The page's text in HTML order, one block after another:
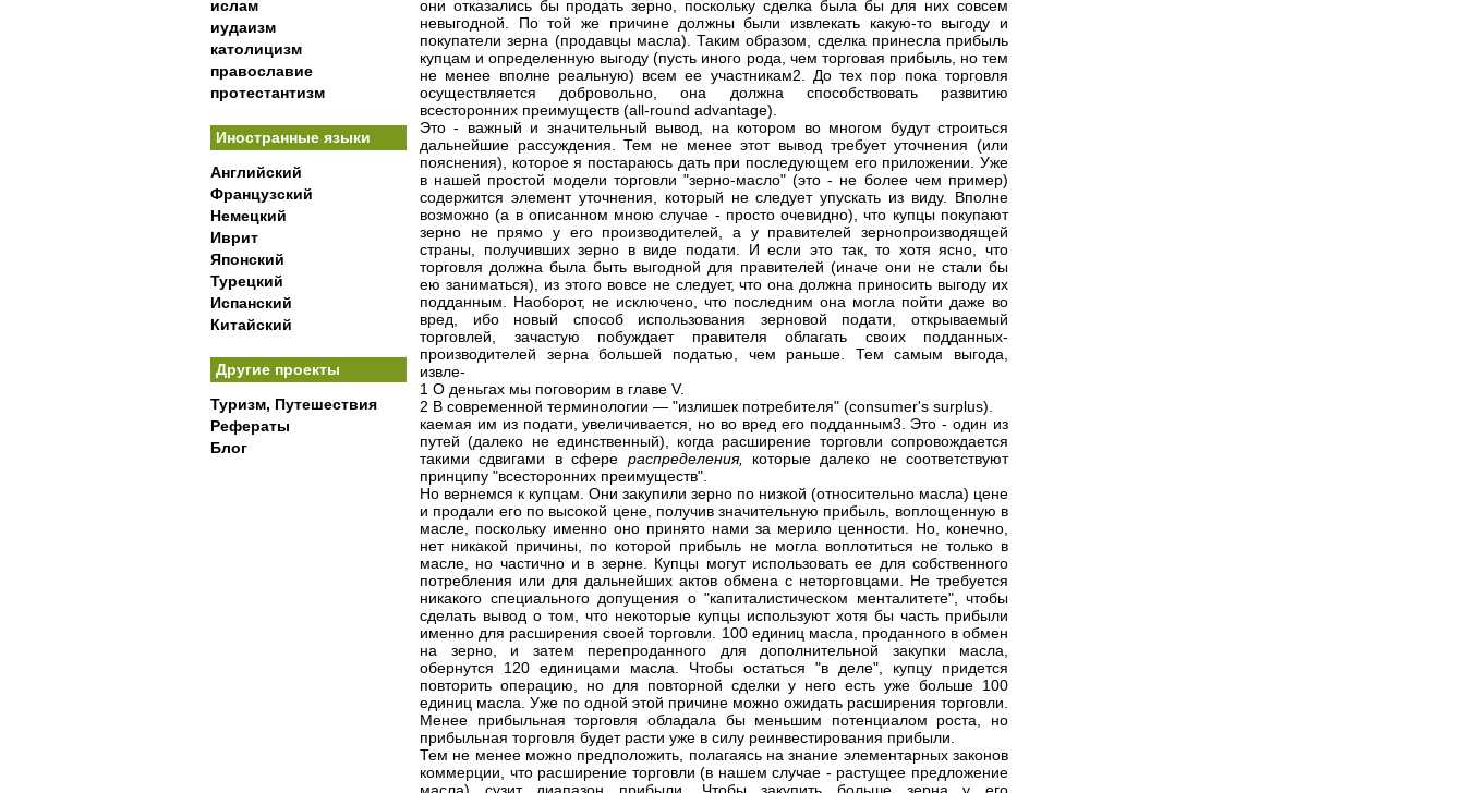
ислам
иудаизм
католицизм
православие
протестантизм
Иностранные языки
Английский
Французский
Немецкий
Иврит
Японский
Турецкий
Испанский
Китайский
Другие проекты
Туризм, Путешествия
Рефераты
Блог
они отказались бы продать зерно, поскольку сделка была бы для них совсем
невыгодной. По той же причине должны были извлекать какую-то выгоду и
покупатели зерна (продавцы масла). Таким образом, сделка принесла прибыль
купцам и определенную выгоду (пусть иного рода, чем торговая прибыль, но тем
не менее вполне реальную) всем ее участникам2. До тех пор пока торговля
осуществляется добровольно, она должна способствовать развитию
всесторонних преимуществ (all-round advantage).
Это - важный и значительный вывод, на котором во многом будут строиться
дальнейшие рассуждения. Тем не менее этот вывод требует уточнения (или
пояснения), которое я постараюсь дать при последующем его приложении. Уже
в нашей простой модели торговли "зерно-масло" (это - не более чем пример)
содержится элемент уточнения, который не следует упускать из виду. Вполне
возможно (а в описанном мною случае - просто очевидно), что купцы покупают
зерно не прямо у его производителей, а у правителей зернопроизводящей
страны, получивших зерно в виде подати. И если это так, то хотя ясно, что
торговля должна была быть выгодной для правителей (иначе они не стали бы
ею заниматься), из этого вовсе не следует, что она должна приносить выгоду их
подданным. Наоборот, не исключено, что последним она могла пойти даже во
вред, ибо новый способ использования зерновой подати, открываемый
торговлей, зачастую побуждает правителя облагать своих подданных-
производителей зерна большей податью, чем раньше. Тем самым выгода,
извле-
1 О деньгах мы поговорим в главе V.
2 В современной терминологии — "излишек потребителя" (consumer's surplus).
каемая им из подати, увеличивается, но во вред его подданным3. Это - один из
путей (далеко не единственный), когда расширение торговли сопровождается
такими сдвигами в сфере распределения, которые далеко не соответствуют
принципу "всесторонних преимуществ".
Но вернемся к купцам. Они закупили зерно по низкой (относительно масла) цене
и продали его по высокой цене, получив значительную прибыль, воплощенную в
масле, поскольку именно оно принято нами за мерило ценности. Но, конечно,
нет никакой причины, по которой прибыль не могла воплотиться не только в
масле, но частично и в зерне. Купцы могут использовать ее для собственного
потребления или для дальнейших актов обмена с неторговцами. Не требуется
никакого специального допущения о "капиталистическом менталитете", чтобы
сделать вывод о том, что некоторые купцы используют хотя бы часть прибыли
именно для расширения своей торговли. 100 единиц масла, проданного в обмен
на зерно, и затем перепроданного для дополнительной закупки масла,
обернутся 120 единицами масла. Чтобы остаться "в деле", купцу придется
повторить операцию, но для повторной сделки у него есть уже больше 100
единиц масла. Уже по одной этой причине можно ожидать расширения торговли.
Менее прибыльная торговля обладала бы меньшим потенциалом роста, но
прибыльная торговля будет расти уже в силу реинвестирования прибыли.
Тем не менее можно предположить, полагаясь на знание элементарных законов
коммерции, что расширение торговли (в нашем случае - растущее предложение